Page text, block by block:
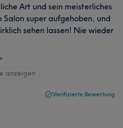
Art und sein meisterliches
Salon super aufgehoben, und
sehen lassen! Nie wieder
•
anzeigen
Verifizierte Bewertung